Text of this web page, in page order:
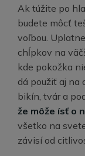
Ak túžite po
budete môcť
voľbou.
chĺpkov na
kde pokožka
dá použiť aj na
bikín, tvár a
že môže ísť o
všetko na
závisí od